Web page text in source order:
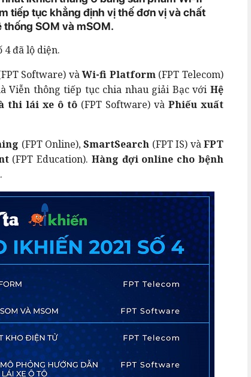
tiếp tục khẳng định vị thế đơn vị và chất
SOM và mSOM.
4 đã lộ diện.
Software) vàWi-fi Platform(FPT Telecom)
Viễn thông tiếp tục chia nhau giải Bạc với Hệ
thi lái xe ô tô (FPT Software) và Phiếu xuất
(FPT Online),SmartSearch (FPT IS) vàFPT
(FPT Education). Hàng đợi online cho bệnh